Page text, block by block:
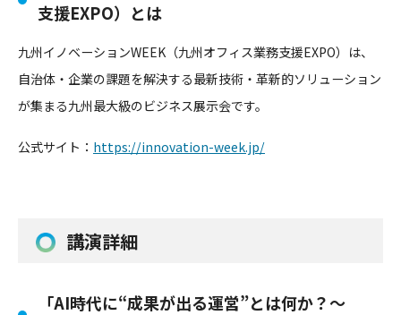
支援EXPO）とは
九州イノベーションWEEK（九州オフィス業務支援EXPO）は、
自治体・企業の課題を解決する最新技術・革新的ソリューション
が集まる九州最大級のビジネス展示会です。
公式サイト： https://innovation-week.jp/
講演詳細
「AI時代に“成果が出る運営”とは何か？〜